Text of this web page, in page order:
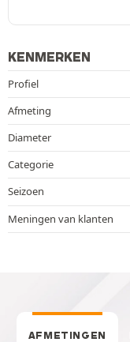
KENMERKEN
Profiel
Afmeting
Diameter
Categorie
Seizoen
Meningen van klanten
AFMETINGEN